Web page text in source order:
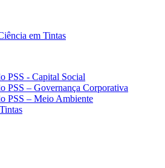
em Tintas
PSS - Capital Social
PSS – Governança Corporativa
PSS – Meio Ambiente